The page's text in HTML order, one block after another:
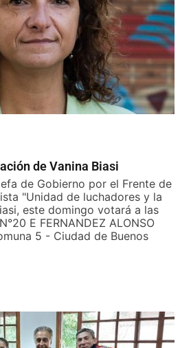
de Vanina Biasi
de Gobierno por el Frente de
"Unidad de luchadores y la
este domingo votará a las
E FERNANDEZ ALONSO
5 - Ciudad de Buenos